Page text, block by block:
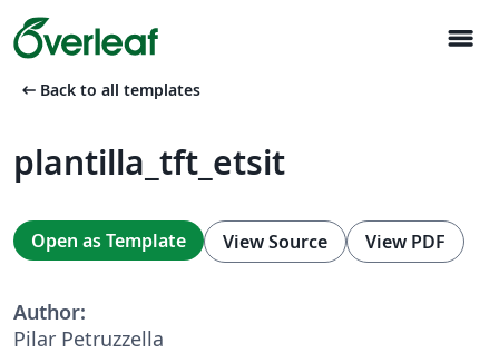
menu
arrow_left_alt Back to all templates
plantilla_tft_etsit
Open as Template View Source View PDF
Author:
Pilar Petruzzella